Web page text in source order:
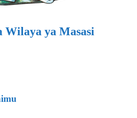
Wilaya ya Masasi